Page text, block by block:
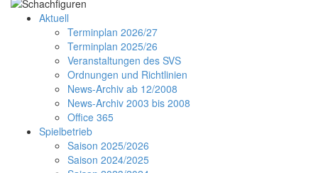
Aktuell
Terminplan 2026/27
Terminplan 2025/26
Veranstaltungen des SVS
Ordnungen und Richtlinien
News-Archiv ab 12/2008
News-Archiv 2003 bis 2008
Office 365
Spielbetrieb
Saison 2025/2026
Saison 2024/2025